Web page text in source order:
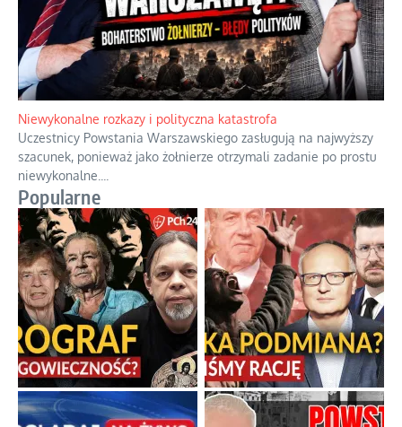
Gorzka pigułka od politycznego emeryta
Twierdzenie, że istnieje coś takiego jak odrobina tyranii,
przypomina stwierdzenie, że można być trochę w ciąży.